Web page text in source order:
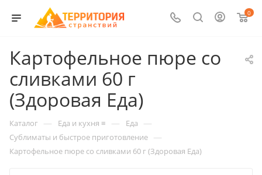
0
Картофельное пюре со
сливками 60 г
(Здоровая Еда)
Каталог — Еда и кухня ≡ — Еда —
Сублиматы и быстрое приготовление —
Картофельное пюре со сливками 60 г (Здоровая Еда)